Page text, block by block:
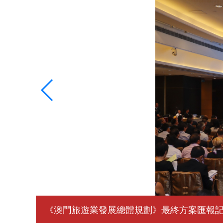
《澳門旅遊業發展總體規劃》最終方案匯報